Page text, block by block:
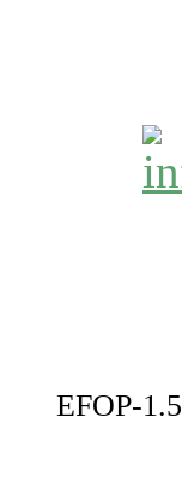
EFOP-